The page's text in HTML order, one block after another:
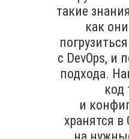
такие
как
с DevOps, и
подхода.
код
и
хранятся в